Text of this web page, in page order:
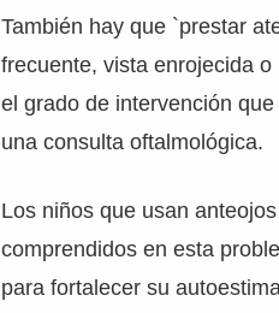
También hay que `prestar
frecuente, vista enrojecida
el grado de intervención
una consulta oftalmológica.
Los niños que usan
comprendidos en esta
para fortalecer su